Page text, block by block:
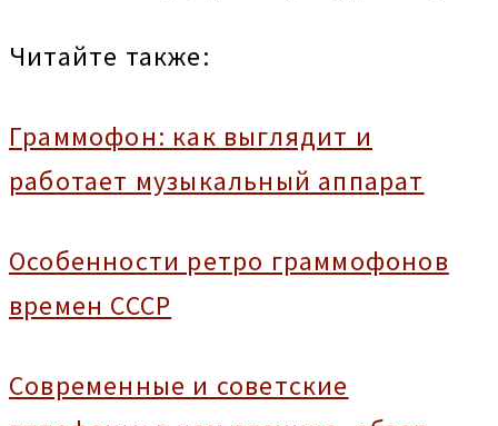
Читайте также:
Граммофон: как выглядит и
работает музыкальный аппарат
Особенности ретро граммофонов
времен СССР
Современные и советские